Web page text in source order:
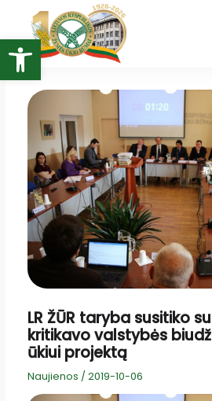
Open toolbar
turinio
LR ŽŪR taryba susitiko
kritikavo valstybės
ūkiui projektą
Naujienos / 2019-10-06